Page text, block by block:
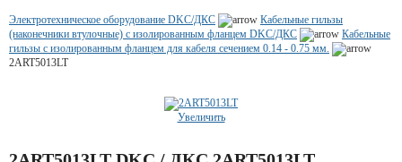
Электротехническое оборудование DKC/ДКС
Кабельные гильзы
(наконечники втулочные) с изолированным фланцем DKC/ДКС
Кабельные
гильзы с изолированным фланцем для кабеля сечением 0.14 - 0.75 мм.
2ART5013LT
Увеличить